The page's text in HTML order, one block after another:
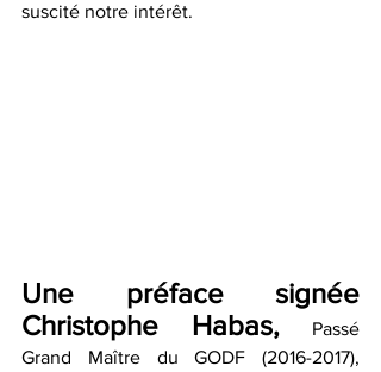
suscité notre intérêt.
Une préface signée
Christophe Habas,
Passé
Grand Maître du GODF (2016-2017),